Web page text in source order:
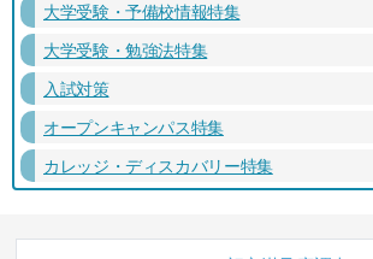
大学受験・予備校情報特集
大学受験・勉強法特集
入試対策
オープンキャンパス特集
カレッジ・ディスカバリー特集